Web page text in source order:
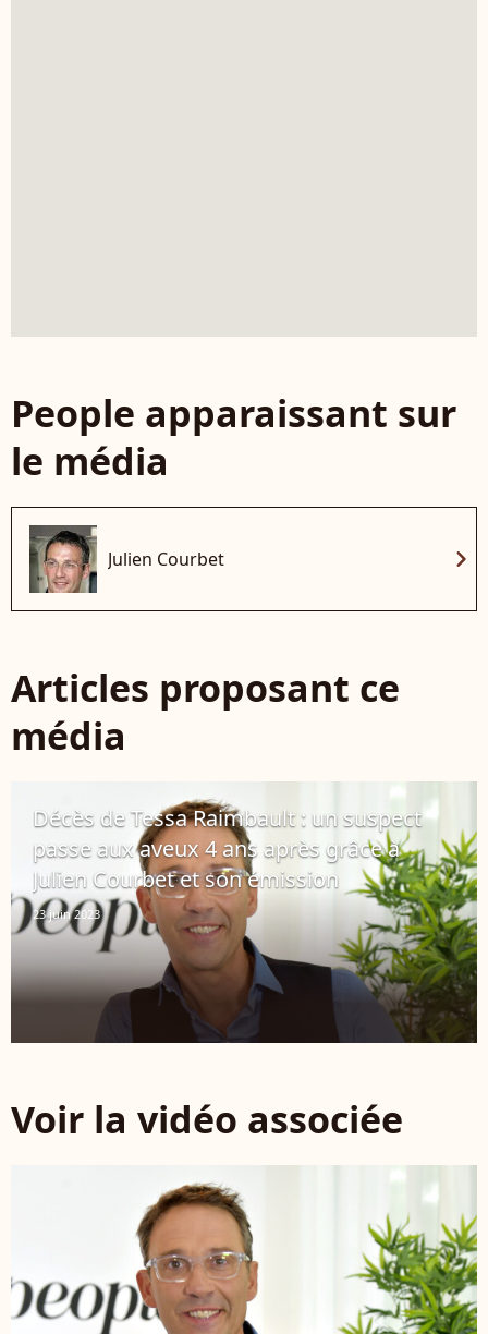
People apparaissant sur
le média
Julien Courbet chevron_right
Articles proposant ce
média
Décès de Tessa Raimbault : un suspect
passe aux aveux 4 ans après grâce à
Julien Courbet et son émission
23 juin 2023
Voir la vidéo associée